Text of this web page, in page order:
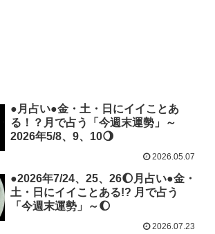
●月占い●金・土・日にイイことあ
る！？月で占う「今週末運勢」～
2026年5/8、9、10🌖
2026.05.07
●2026年7/24、25、26🌔月占い●金・
土・日にイイことある!? 月で占う
「今週末運勢」～🌔
2026.07.23